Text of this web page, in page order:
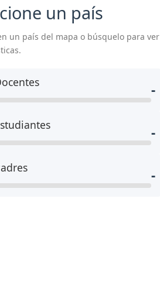
un país
un país del mapa o búsquelo para ver
-
-
-